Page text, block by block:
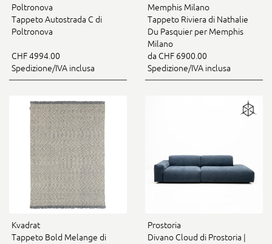
Poltronova
Tappeto Autostrada C di
Poltronova
CHF 4994.00
Spedizione/IVA inclusa
Memphis Milano
Tappeto Riviera di Nathalie
Du Pasquier per Memphis
Milano
da CHF 6900.00
Spedizione/IVA inclusa
Kvadrat
Tappeto Bold Melange di
Prostoria
Divano Cloud di Prostoria |